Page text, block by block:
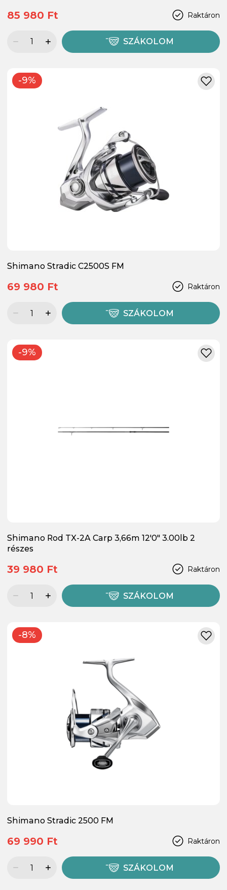
Raktáron
85 980 Ft
SZÁKOLOM
-9%
Shimano Stradic C2500S FM
Raktáron
69 980 Ft
SZÁKOLOM
-9%
Shimano Rod TX-2A Carp 3,66m 12'0" 3.00lb 2
részes
Raktáron
39 980 Ft
SZÁKOLOM
-8%
Shimano Stradic 2500 FM
Raktáron
69 990 Ft
SZÁKOLOM